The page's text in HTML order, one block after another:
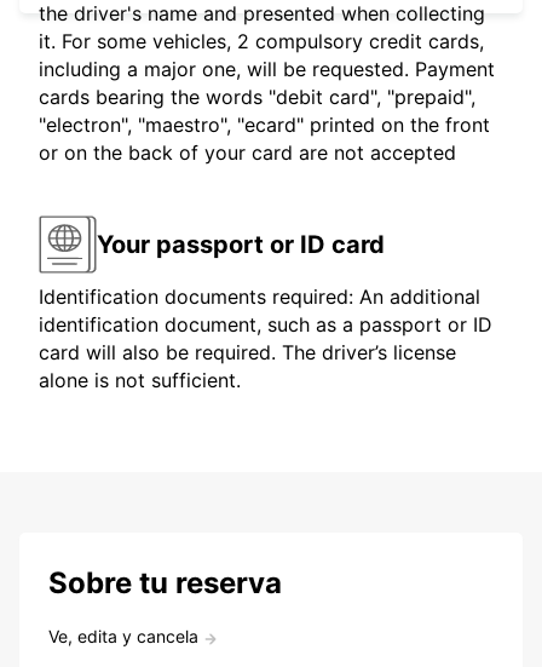
the driver's name and presented when collecting
it. For some vehicles, 2 compulsory credit cards,
including a major one, will be requested. Payment
cards bearing the words "debit card", "prepaid",
"electron", "maestro", "ecard" printed on the front
or on the back of your card are not accepted
Your passport or ID card
Identification documents required: An additional
identification document, such as a passport or ID
card will also be required. The driver’s license
alone is not sufficient.
Sobre tu reserva
Ve, edita y cancela